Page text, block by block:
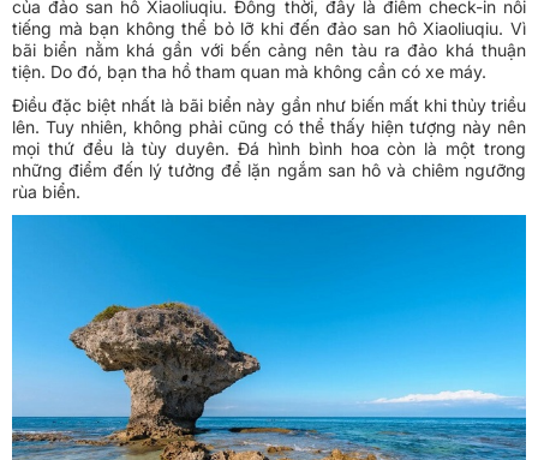
của đảo san hô Xiaoliuqiu. Đồng thời, đây là điểm check-in nổi
tiếng mà bạn không thể bỏ lỡ khi đến đảo san hô Xiaoliuqiu. Vì
bãi biển nằm khá gần với bến cảng nên tàu ra đảo khá thuận
tiện. Do đó, bạn tha hồ tham quan mà không cần có xe máy.
Điều đặc biệt nhất là bãi biển này gần như biến mất khi thủy triều
lên. Tuy nhiên, không phải cũng có thể thấy hiện tượng này nên
mọi thứ đều là tùy duyên. Đá hình bình hoa còn là một trong
những điểm đến lý tưởng để lặn ngắm san hô và chiêm ngưỡng
rùa biển.